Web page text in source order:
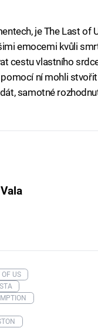
je The Last of
emocemi kvůli
cestu vlastního
ní mohli
samotné
US